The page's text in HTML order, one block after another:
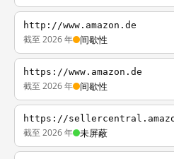
http://www.amazon.de
截至 2026 年 间歇性
https://www.amazon.de
截至 2026 年 间歇性
https://
截至 2026 年 未屏蔽